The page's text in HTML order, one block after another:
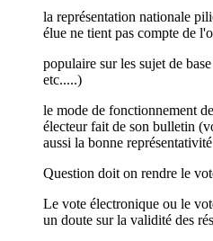
la représentation nationale
élue ne tient pas compte de
populaire sur les sujet de
etc.....)
le mode de fonctionnement
électeur fait de son bulletin
aussi la bonne
Question doit on rendre le
Le vote électronique ou le
un doute sur la validité des